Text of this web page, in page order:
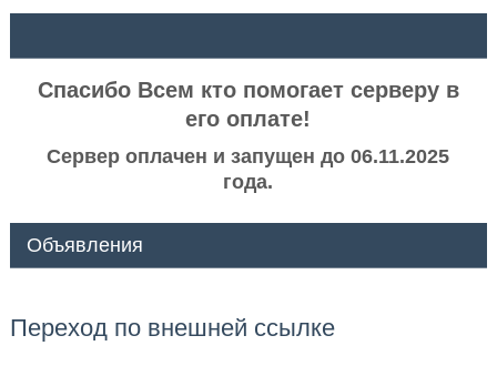
Спасибо Всем кто помогает серверу в
его оплате!
Сервер оплачен и запущен до 06.11.2025
года.
Объявления
Переход по внешней ссылке